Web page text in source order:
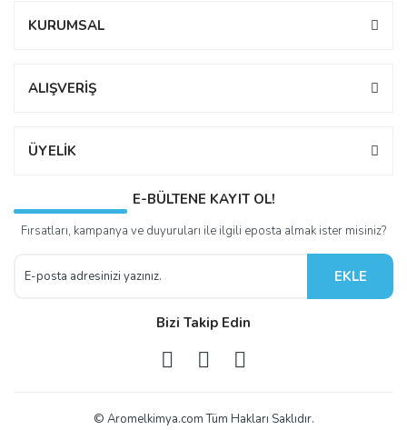
KURUMSAL
ALIŞVERİŞ
ÜYELİK
E-BÜLTENE KAYIT OL!
Fırsatları, kampanya ve duyuruları ile ilgili eposta almak ister misiniz?
EKLE
Bizi Takip Edin
© Aromelkimya.com Tüm Hakları Saklıdır.